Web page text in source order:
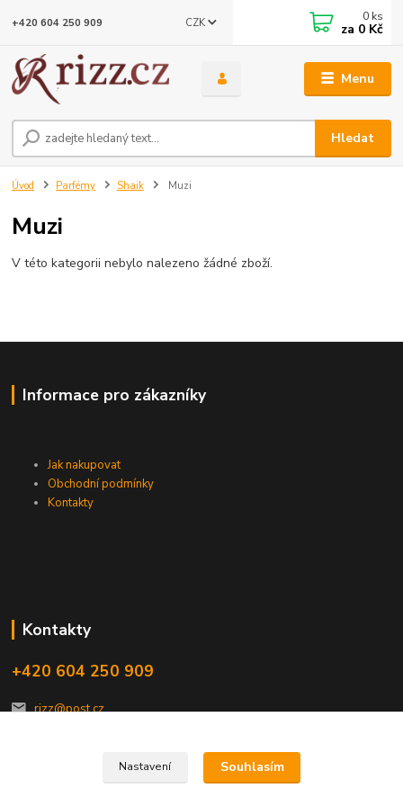
Menu
CZK
Hledat
+420 604 250 909 0 ks
za 0 Kč
Úvod Parfémy Shaik Muzi
Muzi
V této kategorii nebylo nalezeno žádné zboží.
Informace pro zákazníky
Jak nakupovat
Obchodní podmínky
Kontakty
Kontakty
+420 604 250 909
rizz@post.cz
Nastavení Souhlasím